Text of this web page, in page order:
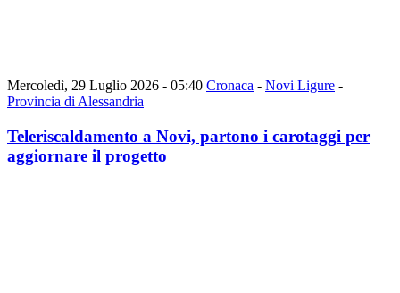
Mercoledì, 29 Luglio 2026 - 05:40 Cronaca - Novi Ligure -
Provincia di Alessandria
Teleriscaldamento a Novi, partono i carotaggi per
aggiornare il progetto